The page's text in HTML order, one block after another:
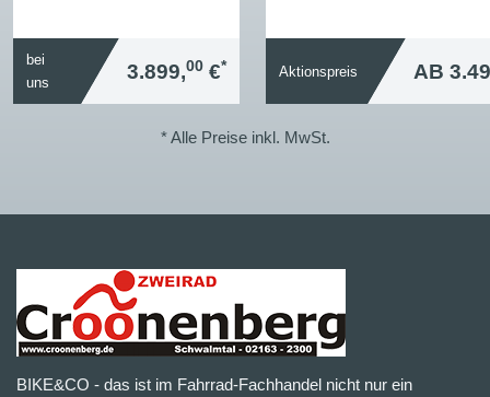
bei
uns
3.899,00 €* Aktionspreis AB
* Alle Preise inkl. MwSt.
BIKE&CO - das ist im Fahrrad-Fachhandel nicht nur ein